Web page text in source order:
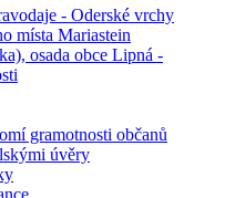
- Oderské vrchy
místa Mariastein
osada obce Lipná -
gramotnosti občanů
úvěry